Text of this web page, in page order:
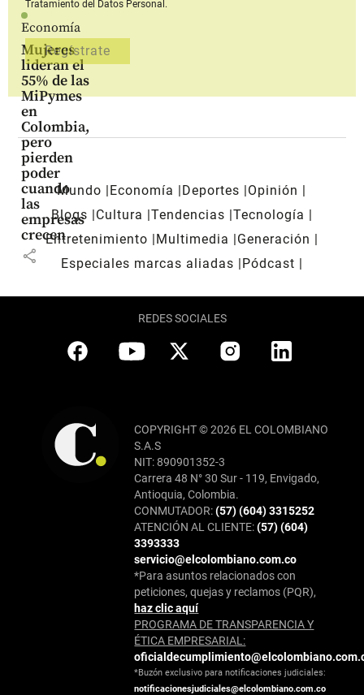
Economía
Mujeres
lideran el
55% de las
MiPymes
en
Colombia,
pero
pierden
poder
cuando
las
empresas
crecen
share
Tratamiento del Datos Personal.
Mundo Economía Deportes
Opinión
Blogs
Cultura Tendencias Tecnología
Entretenimiento
Multimedia
Generación
Especiales marcas aliadas
Pódcast
REDES SOCIALES
COPYRIGHT © 2026 EL COLOMBIANO
S.A.S
NIT: 890901352-3
Carrera 48 N° 30 Sur - 119, Envigado,
Antioquia, Colombia.
CONMUTADOR:(57) (604) 3315252
ATENCIÓN AL CLIENTE:(57) (604)
3393333
servicio@elcolombiano.com.co
*Para asuntos relacionados con
peticiones, quejas y reclamos (PQR),
haz clic aquí
PROGRAMA DE TRANSPARENCIA Y
ÉTICA EMPRESARIAL:
*Buzón exclusivo para notificaciones judiciales:
notificacionesjudiciales@elcolombiano.com.co